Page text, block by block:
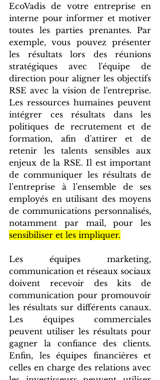
EcoVadis de votre entreprise en
interne pour informer et motiver
toutes les parties prenantes. Par
exemple, vous pouvez présenter
les résultats lors des réunions
stratégiques avec l'équipe de
direction pour aligner les objectifs
RSE avec la vision de l'entreprise.
Les ressources humaines peuvent
intégrer ces résultats dans les
politiques de recrutement et de
formation, afin d'attirer et de
retenir les talents sensibles aux
enjeux de la RSE. Il est important
de communiquer les résultats de
l’entreprise à l’ensemble de ses
employés en utilisant des moyens
de communications personnalisés,
sensibiliser et les impliquer.
Les équipes marketing,
communication et réseaux sociaux
doivent recevoir des kits de
communication pour promouvoir
les résultats sur différents canaux.
Les équipes commerciales
peuvent utiliser les résultats pour
gagner la confiance des clients.
Enfin, les équipes financières et
celles en charge des relations avec